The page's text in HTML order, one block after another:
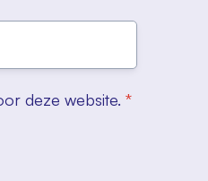
deze website. *